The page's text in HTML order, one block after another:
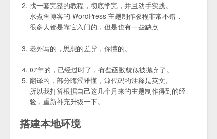
找一套完整的教程，彻底学完，并且动手实践。
水煮鱼博客的 WordPress 主题制作教程非常不错，
很多人都是靠它入门的，但是也有一些缺点
老外写的，思想的差异，你懂的。
07年的，已经过时了，有些函数貌似被抛弃了。
翻译的，部分晦涩难懂，源代码的注释是英文。
所以我打算根据自己这几个月来的主题制作得到的经
验，重新补充升级一下。
搭建本地环境